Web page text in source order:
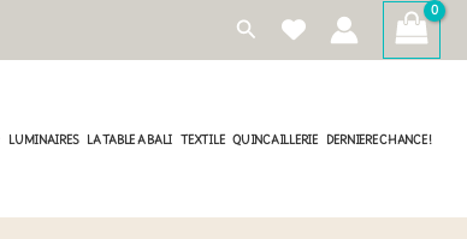
Rechercher
LUMINAIRES LA TABLE A BALI TEXTILE QUINCAILLERIE DERNIERE CHANCE !